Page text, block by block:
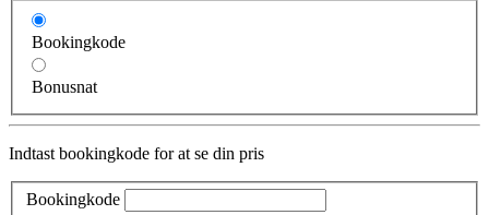
Bookingkode
Bonusnat
Indtast bookingkode for at se din pris
Bookingkode